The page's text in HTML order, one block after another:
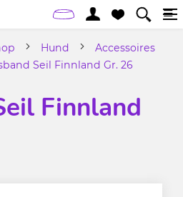
Hund
Accessoires
Seil Finnland Gr. 26
Finnland